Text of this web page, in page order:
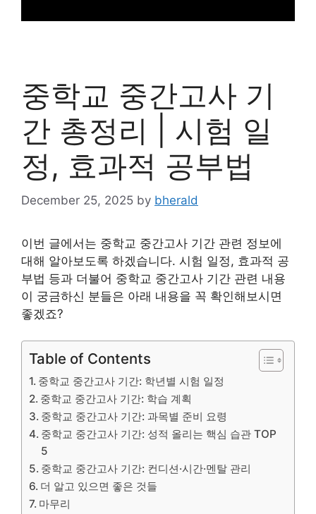
중학교 중간고사 기
간 총정리 | 시험 일
정, 효과적 공부법
December 25, 2025 by bherald
이번 글에서는 중학교 중간고사 기간 관련 정보에
대해 알아보도록 하겠습니다. 시험 일정, 효과적 공
부법 등과 더불어 중학교 중간고사 기간 관련 내용
이 궁금하신 분들은 아래 내용을 꼭 확인해보시면
좋겠죠?
Table of Contents
중학교 중간고사 기간: 학년별 시험 일정
중학교 중간고사 기간: 학습 계획
중학교 중간고사 기간: 과목별 준비 요령
중학교 중간고사 기간: 성적 올리는 핵심 습관 TOP
5
중학교 중간고사 기간: 컨디션·시간·멘탈 관리
더 알고 있으면 좋은 것들
마무리